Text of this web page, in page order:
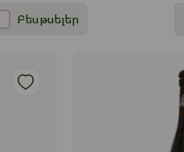
Բեսթսելեր